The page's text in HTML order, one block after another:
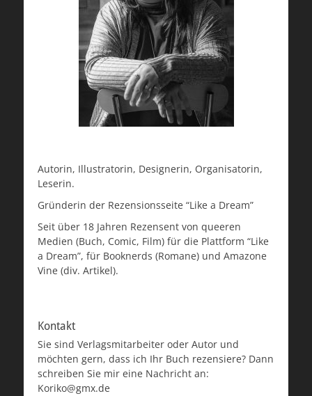
Autorin, Illustratorin, Designerin, Organisatorin,
Leserin.
Gründerin der Rezensionsseite “Like a Dream”
Seit über 18 Jahren Rezensent von queeren
Medien (Buch, Comic, Film) für die Plattform “Like
a Dream”, für Booknerds (Romane) und Amazone
Vine (div. Artikel).
Kontakt
Sie sind Verlagsmitarbeiter oder Autor und
möchten gern, dass ich Ihr Buch rezensiere? Dann
schreiben Sie mir eine Nachricht an:
Koriko@gmx.de